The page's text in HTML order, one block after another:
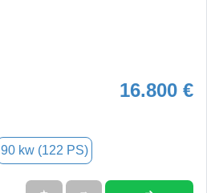
16.800 €
90 kw (122 PS)